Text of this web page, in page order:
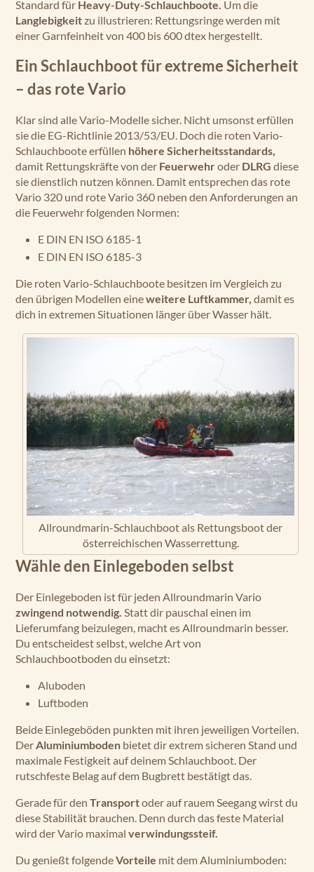
Standard für Heavy-Duty-Schlauchboote. Um die
Langlebigkeitzu illustrieren: Rettungsringe werden mit
einer Garnfeinheit von 400 bis 600 dtex hergestellt.
Ein Schlauchboot für extreme Sicherheit
– das rote Vario
Klar sind alle Vario-Modelle sicher. Nicht umsonst erfüllen
sie die EG-Richtlinie 2013/53/EU. Doch die roten Vario-
Schlauchboote erfüllen höhere Sicherheitsstandards,
damit Rettungskräfte von der Feuerwehroder DLRG diese
sie dienstlich nutzen können. Damit entsprechen das rote
Vario 320 und rote Vario 360 neben den Anforderungen an
die Feuerwehr folgenden Normen:
E DIN EN ISO 6185-1
E DIN EN ISO 6185-3
Die roten Vario-Schlauchboote besitzen im Vergleich zu
den übrigen Modellen eineweitere Luftkammer, damit es
dich in extremen Situationen länger über Wasser hält.
Allroundmarin-Schlauchboot als Rettungsboot der
österreichischen Wasserrettung.
Wähle den Einlegeboden selbst
Der Einlegeboden ist für jeden Allroundmarin Vario
zwingend notwendig. Statt dir pauschal einen im
Lieferumfang beizulegen, macht es Allroundmarin besser.
Du entscheidest selbst, welche Art von
Schlauchbootboden du einsetzt:
Aluboden
Luftboden
Beide Einlegeböden punkten mit ihren jeweiligen Vorteilen.
DerAluminiumboden bietet dir extrem sicheren Stand und
maximale Festigkeit auf deinem Schlauchboot. Der
rutschfeste Belag auf dem Bugbrett bestätigt das.
Gerade für den Transportoder auf rauem Seegang wirst du
diese Stabilität brauchen. Denn durch das feste Material
wird der Vario maximal verwindungssteif.
Du genießt folgendeVorteile mit dem Aluminiumboden: